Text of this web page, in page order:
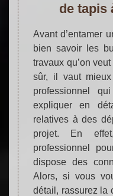
de tapis
Avant d’entamer
bien savoir les
travaux qu’on
sûr, il vaut
professionnel
expliquer en
relatives à des
projet. En
professionnel
dispose des
Alors, si vous
détail, rassurez la